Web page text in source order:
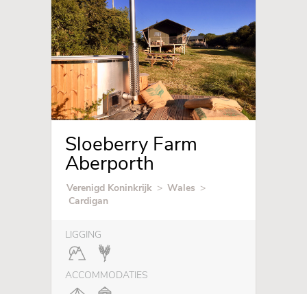
Sloeberry Farm
Aberporth
Verenigd Koninkrijk > Wales >
Cardigan
LIGGING
ACCOMMODATIES